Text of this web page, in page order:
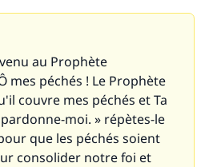
au Prophète
mes péchés ! Le Prophète
couvre mes péchés et Ta
moi. » répètes-le
que les péchés soient
consolider notre foi et